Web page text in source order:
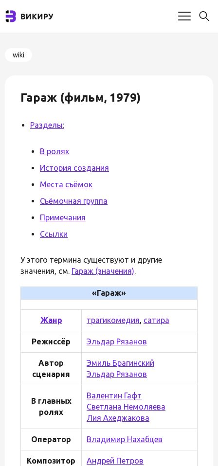
wiki
Гараж (фильм, 1979)
Разделы:
В ролях
История создания
Места съёмок
Съёмочная группа
Примечания
Ссылки
У этого термина существуют и другие
значения, см. Гараж (значения).
«Гараж»
Жанр трагикомедия, сатира
Режиссёр Эльдар Рязанов
Автор
сценария
Эмиль Брагинский
Эльдар Рязанов
В главных
ролях
Валентин Гафт
Светлана Немоляева
Лия Ахеджакова
Оператор Владимир Нахабцев
Композитор Андрей Петров